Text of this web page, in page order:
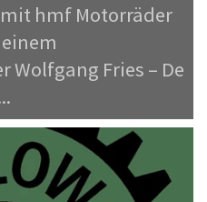
hmf Motorräder
Wolfgang Fries – De